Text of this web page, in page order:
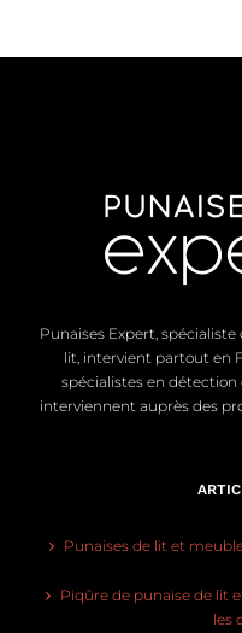
Punaises Expert,
lit, intervient partout en
spécialistes en
interviennent auprès des
Punaises de lit et
Piqûre de punaise de lit
les